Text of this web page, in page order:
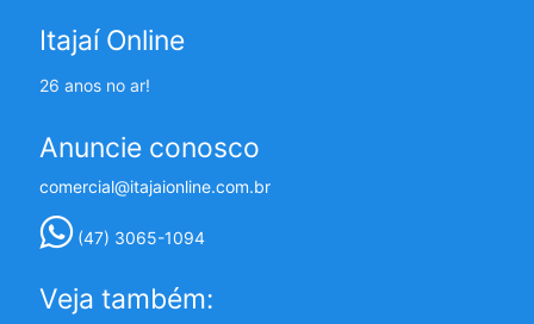
Itajaí Online
26 anos no ar!
Anuncie conosco
comercial@itajaionline.com.br
(47) 3065-1094
Veja também: